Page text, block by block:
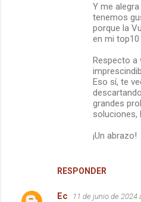
RESPONDER
Y me
tenemos
porque la
en mi top10
Respecto a
Eso sí, te
grandes
soluciones,
¡Un abrazo!
Ec 11 de junio de 2024